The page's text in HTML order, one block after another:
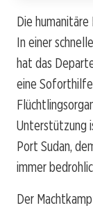
Die
In einer
hat das
eine Soforthilfe
Unterstützung
Port Sudan,
immer
Der